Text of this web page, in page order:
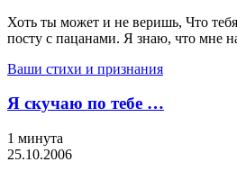
Хоть ты может и не веришь, Что
посту с пацанами. Я знаю, что мне
Ваши стихи и признания
Я скучаю по тебе …
1 минута
25.10.2006